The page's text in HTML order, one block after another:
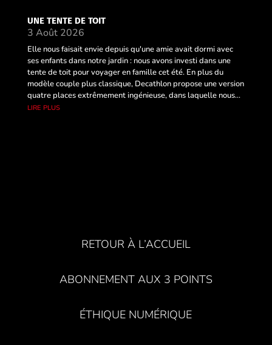
UNE TENTE DE TOIT
3 Août 2026
Elle nous faisait envie depuis qu'une amie avait dormi avec
ses enfants dans notre jardin : nous avons investi dans une
tente de toit pour voyager en famille cet été. En plus du
modèle couple plus classique, Decathlon propose une version
quatre places extrêmement ingénieuse, dans laquelle nous...
lire plus
RETOUR À L’ACCUEIL
ABONNEMENT AUX 3 POINTS
ÉTHIQUE NUMÉRIQUE